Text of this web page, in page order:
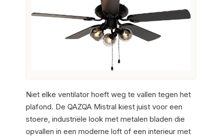
Niet elke ventilator hoeft weg te vallen tegen het
plafond. De QAZQA Mistral kiest juist voor een
stoere, industriële look met metalen bladen die
opvallen in een moderne loft of een interieur met